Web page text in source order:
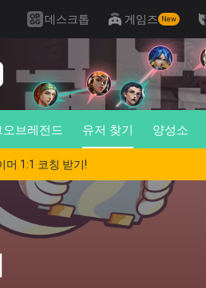
데스크톱 게임즈 New
오브레전드 유저 찾기 양성소
머 1:1 코칭 받기!